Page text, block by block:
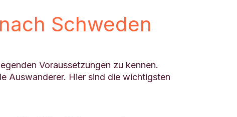
Schweden
Voraussetzungen zu kennen.
Auswanderer. Hier sind die wichtigsten